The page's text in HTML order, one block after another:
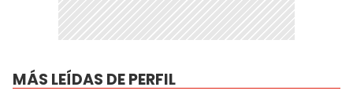
MÁS LEÍDAS DE PERFIL